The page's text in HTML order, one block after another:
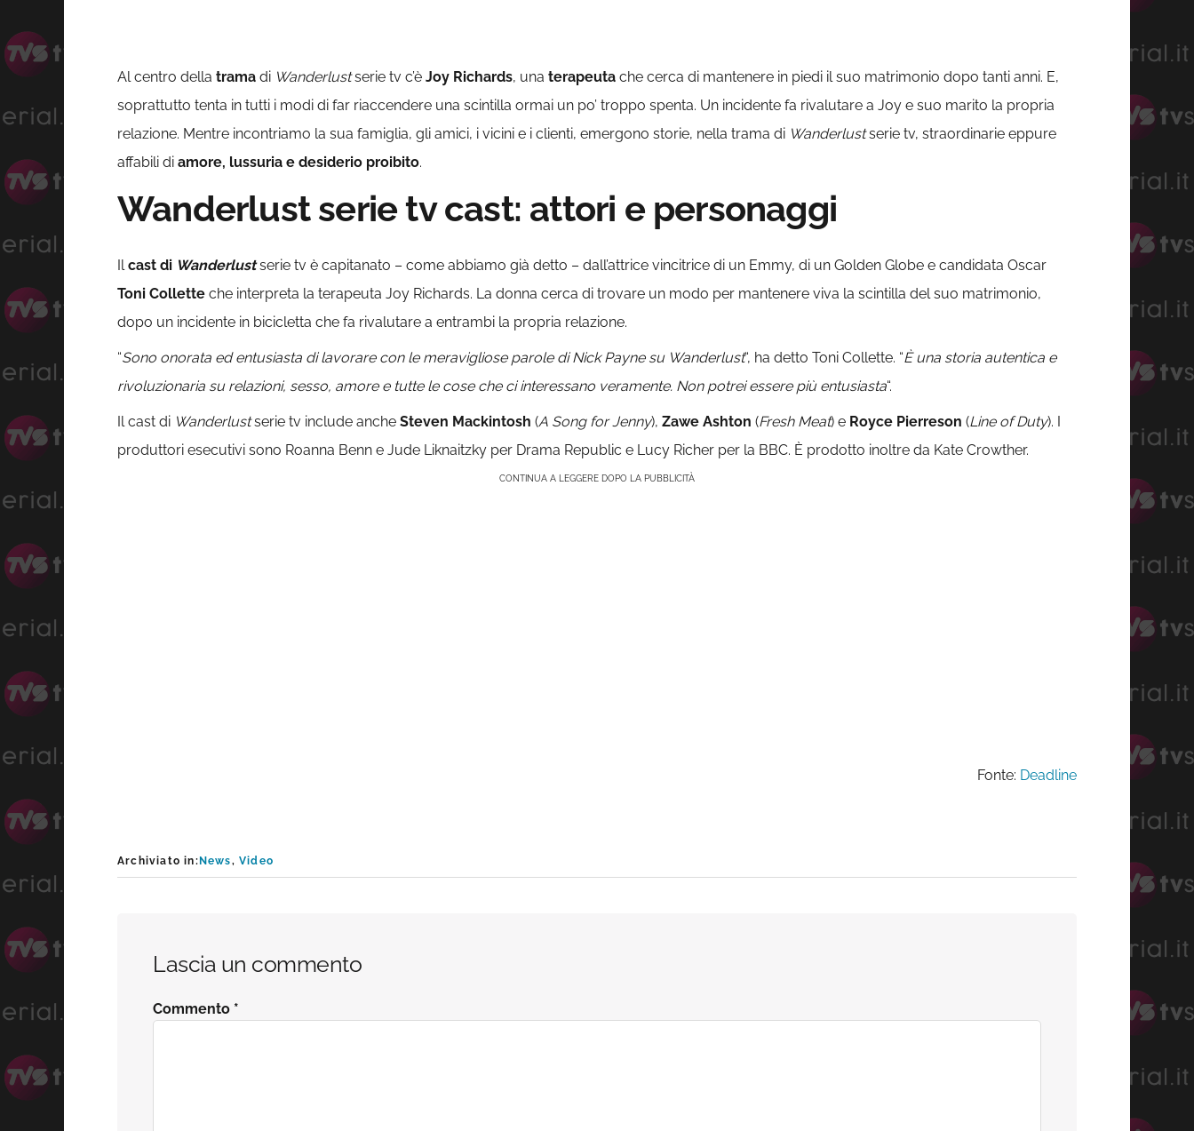
Al centro della trama di Wanderlustserie tv c’è Joy Richards, una terapeuta che cerca di mantenere in piedi il suo matrimonio dopo tanti anni. E,
soprattutto tenta in tutti i modi di far riaccendere una scintilla ormai un po’ troppo spenta. Un incidente fa rivalutare a Joy e suo marito la propria
relazione. Mentre incontriamo la sua famiglia, gli amici, i vicini e i clienti, emergono storie, nella trama di Wanderlustserie tv, straordinarie eppure
affabili di amore, lussuria e desiderio proibito.
Wanderlust serie tv cast: attori e personaggi
Ilcast di Wanderlustserie tv è capitanato – come abbiamo già detto – dall’attrice vincitrice di un Emmy, di un Golden Globe e candidata Oscar
Toni Collette che interpreta la terapeuta Joy Richards. La donna cerca di trovare un modo per mantenere viva la scintilla del suo matrimonio,
dopo un incidente in bicicletta che fa rivalutare a entrambi la propria relazione.
“Sono onorata ed entusiasta di lavorare con le meravigliose parole di Nick Payne su Wanderlust“, ha detto Toni Collette. “È una storia autentica e
rivoluzionaria su relazioni, sesso, amore e tutte le cose che ci interessano veramente. Non potrei essere più entusiasta“.
Il cast di Wanderlustserie tv include anche Steven Mackintosh (A Song for Jenny), Zawe Ashton (Fresh Meat) e Royce Pierreson (Line of Duty). I
produttori esecutivi sono Roanna Benn e Jude Liknaitzky per Drama Republic e Lucy Richer per la BBC. È prodotto inoltre da Kate Crowther.
CONTINUA A LEGGERE DOPO LA PUBBLICITÀ
Fonte: Deadline
Archiviato in: News,Video
Lascia un commento
Commento *